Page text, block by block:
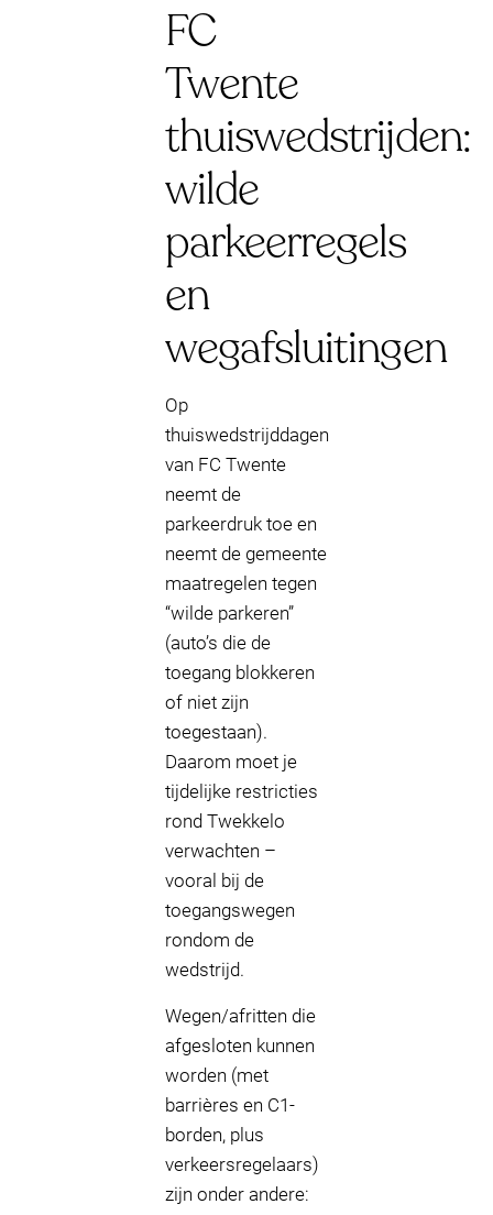
FC
Twente
thuiswedstrijden:
wilde
parkeerregels
en
wegafsluitingen
Op
thuiswedstrijddagen
van FC Twente
neemt de
parkeerdruk toe en
neemt de gemeente
maatregelen tegen
“wilde parkeren”
(auto’s die de
toegang blokkeren
of niet zijn
toegestaan).
Daarom moet je
tijdelijke restricties
rond Twekkelo
verwachten –
vooral bij de
toegangswegen
rondom de
wedstrijd.
Wegen/afritten die
afgesloten kunnen
worden (met
barrières en C1-
borden, plus
verkeersregelaars)
zijn onder andere: